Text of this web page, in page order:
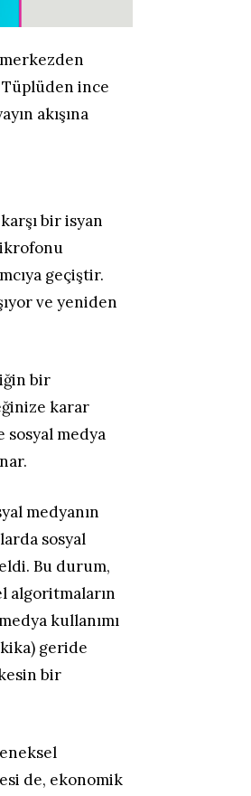
ince
akışına
bir isyan
geçiştir.
ve yeniden
bir
karar
sosyal medya
medyanın
sosyal
Bu durum,
algoritmaların
kullanımı
geride
bir
de, ekonomik